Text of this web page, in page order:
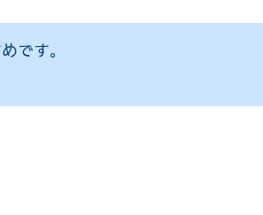
です。